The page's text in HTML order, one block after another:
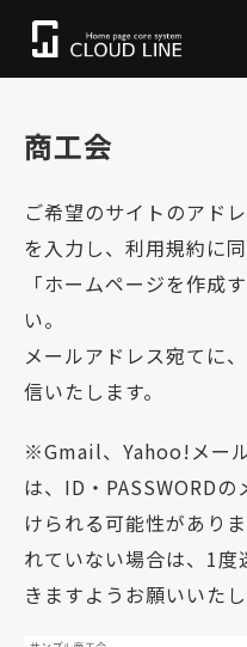
商工会
ご希望のサイトのアド
を入力し、利用規約に
「ホームページを作成
い。
メールアドレス宛てに
信いたします。
※Gmail、Yahoo!メー
は、ID・PASSWORD
けられる可能性があり
れていない場合は、1
きますようお願いいたし